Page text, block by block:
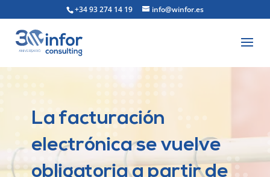
+34 93 274 14 19 info@winfor.es
La facturación
electrónica se vuelve
obligatoria a partir de